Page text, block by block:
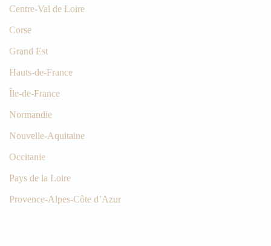
Centre-Val de Loire
Corse
Grand Est
Hauts-de-France
Île-de-France
Normandie
Nouvelle-Aquitaine
Occitanie
Pays de la Loire
Provence-Alpes-Côte d’Azur